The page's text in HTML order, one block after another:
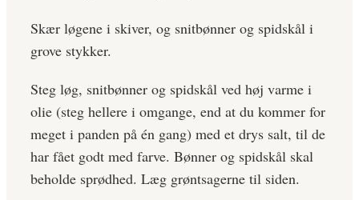
Skær løgene i skiver, og snitbønner og spidskål i
grove stykker.
Steg løg, snitbønner og spidskål ved høj varme i
olie (steg hellere i omgange, end at du kommer for
meget i panden på én gang) med et drys salt, til de
har fået godt med farve. Bønner og spidskål skal
beholde sprødhed. Læg grøntsagerne til siden.